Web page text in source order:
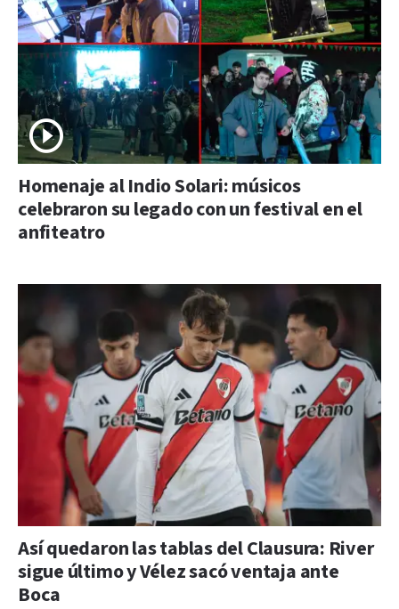
Homenaje al Indio Solari: músicos
celebraron su legado con un festival en el
anfiteatro
Así quedaron las tablas del Clausura: River
sigue último y Vélez sacó ventaja ante
Boca